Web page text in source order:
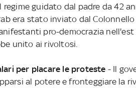
guidato dal padre da 42
era stato inviato dal
pro-democrazia
unito ai rivoltosi.
per placare le proteste - Il
al potere e fronteggiare la